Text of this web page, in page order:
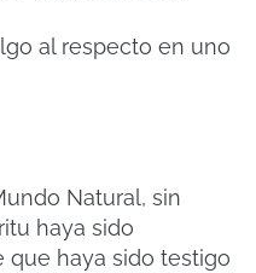
al respecto en uno
Natural, sin
haya sido
que haya sido testigo